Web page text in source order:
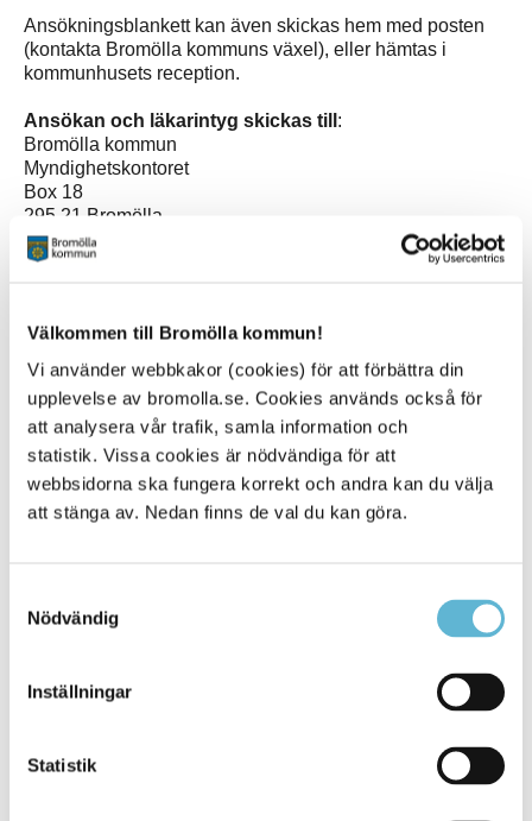
Välkommen till Bromölla kommun!
Vi använder webbkakor (cookies) för att förbättra din
upplevelse av bromolla.se. Cookies används också för
att analysera vår trafik, samla information och
statistik. Vissa cookies är nödvändiga för att
webbsidorna ska fungera korrekt och andra kan du välja
att stänga av. Nedan finns de val du kan göra.
Nödvändig
Inställningar
Statistik
Ansökningsblankett kan även skickas hem med posten
(kontakta Bromölla kommuns växel), eller hämtas i
kommunhusets reception.
Ansökan och läkarintyg skickas till :
Bromölla kommun
Myndighetskontoret
Box 18
295 21 Bromölla
Relaterad information
Informationsfolder parkeringstillstånd
Transportstyrelsens information om
parkeringstillstånd för rörelsehindrade
Ansök om parkeringstillstånd för rörelsehindrade.